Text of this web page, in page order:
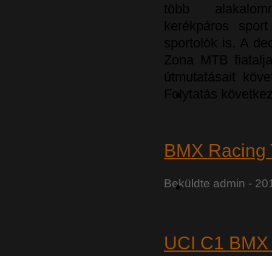
több
kerékpáros
sportolók is. A
Zona MTB
útmutatásait
Folytatás
BMX Racing
Beküldte admin -
UCI C1